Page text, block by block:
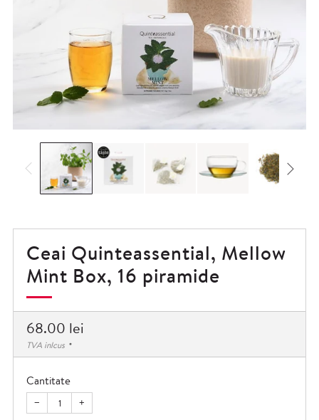
Ceai Quinteassential, Mellow
Mint Box, 16 piramide
Preț
normal
68.00 lei
TVA inlcus
Cantitate
− +